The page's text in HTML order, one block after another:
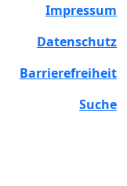
Impressum
Datenschutz
Barrierefreiheit
Suche